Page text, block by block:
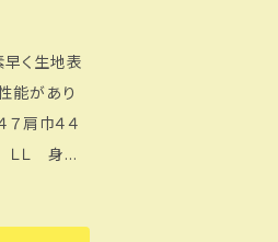
早く生地表
能があり
ＬＬ 身丈